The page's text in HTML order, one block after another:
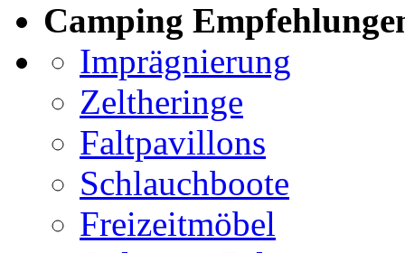
Camping
Imprägnierung
Zeltheringe
Faltpavillons
Schlauchboote
Freizeitmöbel